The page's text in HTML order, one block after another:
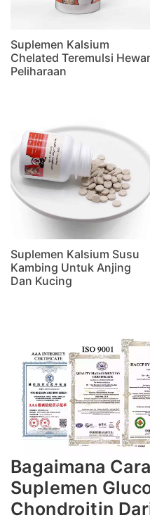
Suplemen Kalsium
Chelated Teremulsi
Peliharaan
Suplemen Kalsium Susu
Kambing Untuk Anjing
Dan Kucing
Bagaimana
Suplemen
Chondroitin